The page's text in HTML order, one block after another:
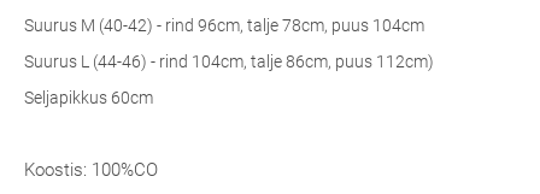
Suurus M (40-42) - rind 96cm, talje 78cm, puus 104cm
Suurus L (44-46) - rind 104cm, talje 86cm, puus 112cm)
Seljapikkus 60cm
Koostis: 100%CO